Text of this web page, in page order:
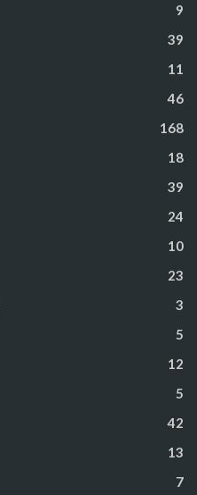
9
39
11
46
168
18
39
24
10
23
3
5
12
5
42
13
7